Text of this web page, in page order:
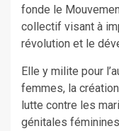
fonde le
collectif visant à
révolution et le
Elle y milite pour
femmes, la
lutte contre les
génitales